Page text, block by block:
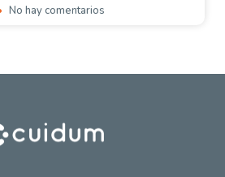
No hay comentarios